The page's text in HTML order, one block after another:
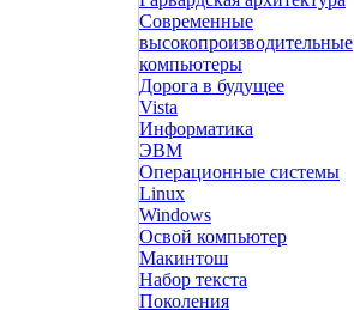
Современные
высокопроизводительные
компьютеры
Дорога в будущее
Vista
Инфоpматика
ЭВМ
Операционные системы
Linux
Windows
Освой компьютер
Макинтош
Набор текста
Поколения